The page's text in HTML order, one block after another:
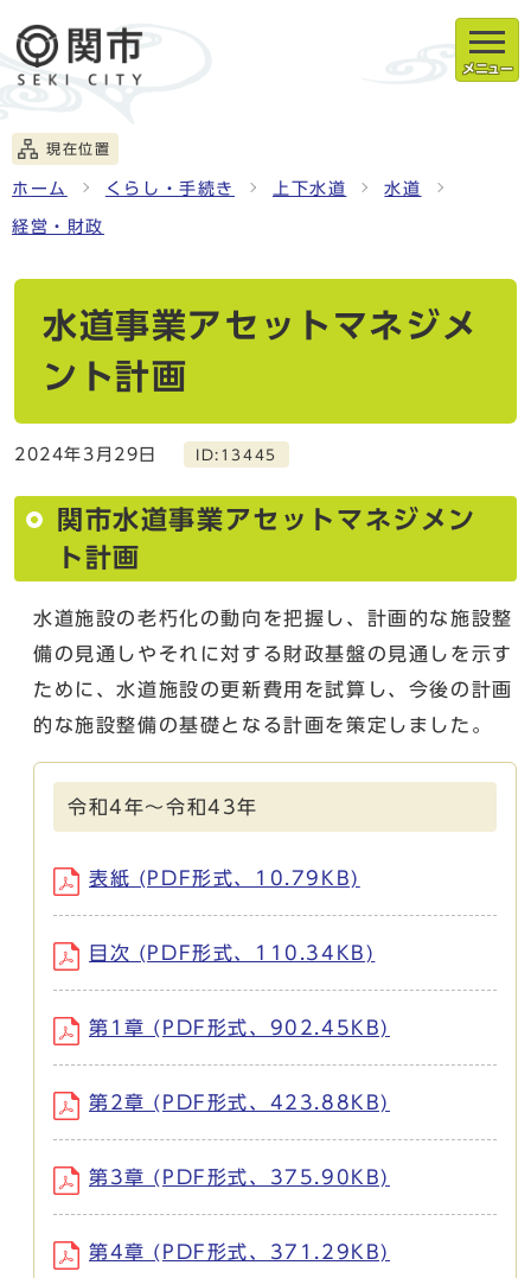
メニュー
現在位置
ホーム くらし・手続き 上下水道 水道
経営・財政
水道事業アセットマネジメ
ント計画
2024年3月29日 ID:13445
関市水道事業アセットマネジメン
ト計画
水道施設の老朽化の動向を把握し、計画的な施設整
備の見通しやそれに対する財政基盤の見通しを示す
ために、水道施設の更新費用を試算し、今後の計画
的な施設整備の基礎となる計画を策定しました。
令和4年～令和43年
表紙 (PDF形式、10.79KB)
目次 (PDF形式、110.34KB)
第1章 (PDF形式、902.45KB)
第2章 (PDF形式、423.88KB)
第3章 (PDF形式、375.90KB)
第4章 (PDF形式、371.29KB)